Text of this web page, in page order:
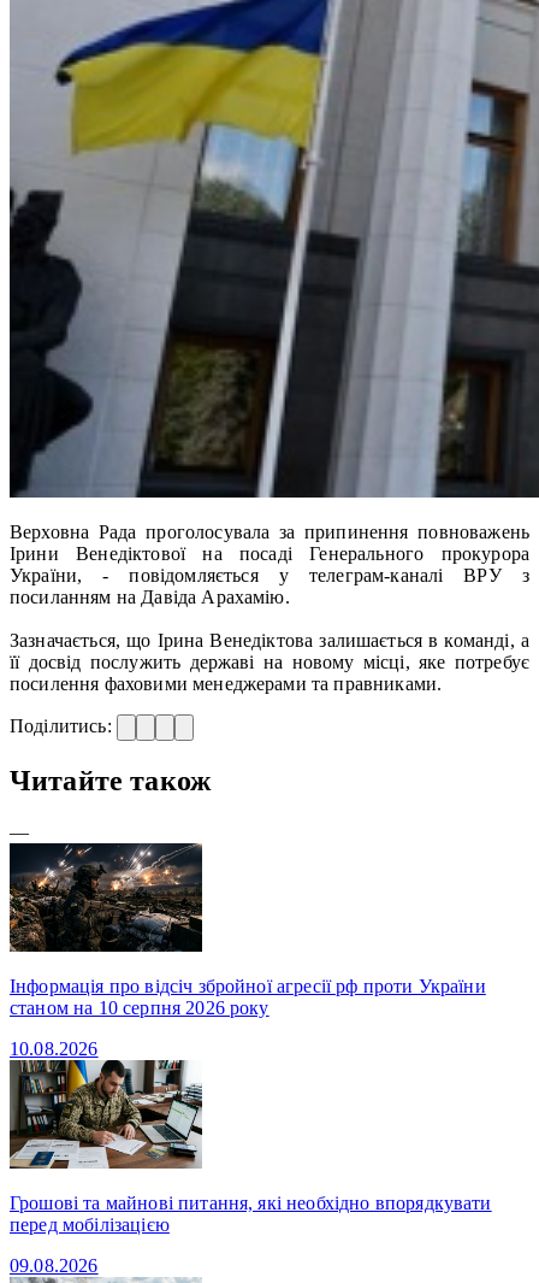
Верховна Рада проголосувала за припинення повноважень
Ірини Венедіктової на посаді Генерального прокурора
України, - повідомляється у телеграм-каналі ВРУ з
посиланням на Давіда Арахамію.
Зазначається, що Ірина Венедіктова залишається в команді, а
її досвід послужить державі на новому місці, яке потребує
посилення фаховими менеджерами та правниками.
Поділитись:
Читайте також
—
Інформація про відсіч збройної агресії рф проти України
станом на 10 серпня 2026 року
10.08.2026
Грошові та майнові питання, які необхідно впорядкувати
перед мобілізацією
09.08.2026